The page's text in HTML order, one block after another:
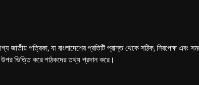
জাতীয় পত্রিকা, যা বাংলাদেশের প্রতিটি প্রান্ত থেকে সঠিক, নিরপেক্ষ এবং
ভিত্তি করে পাঠকদের তথ্য প্রদান করে।